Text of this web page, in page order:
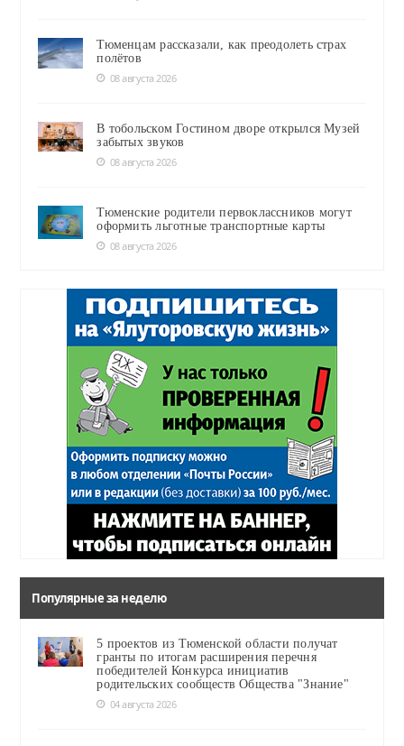
Тюменцам рассказали, как преодолеть страх
полётов
08 августа 2026
В тобольском Гостином дворе открылся Музей
забытых звуков
08 августа 2026
Тюменские родители первоклассников могут
оформить льготные транспортные карты
08 августа 2026
Популярные за неделю
5 проектов из Тюменской области получат
гранты по итогам расширения перечня
победителей Конкурса инициатив
родительских сообществ Общества "Знание"
04 августа 2026